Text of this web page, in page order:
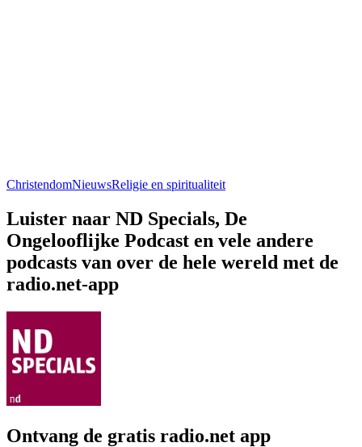
ChristendomNieuwsReligie en spiritualiteit
Luister naar ND Specials, De
Ongelooflijke Podcast en vele andere
podcasts van over de hele wereld met de
radio.net-app
Ontvang de gratis radio.net app